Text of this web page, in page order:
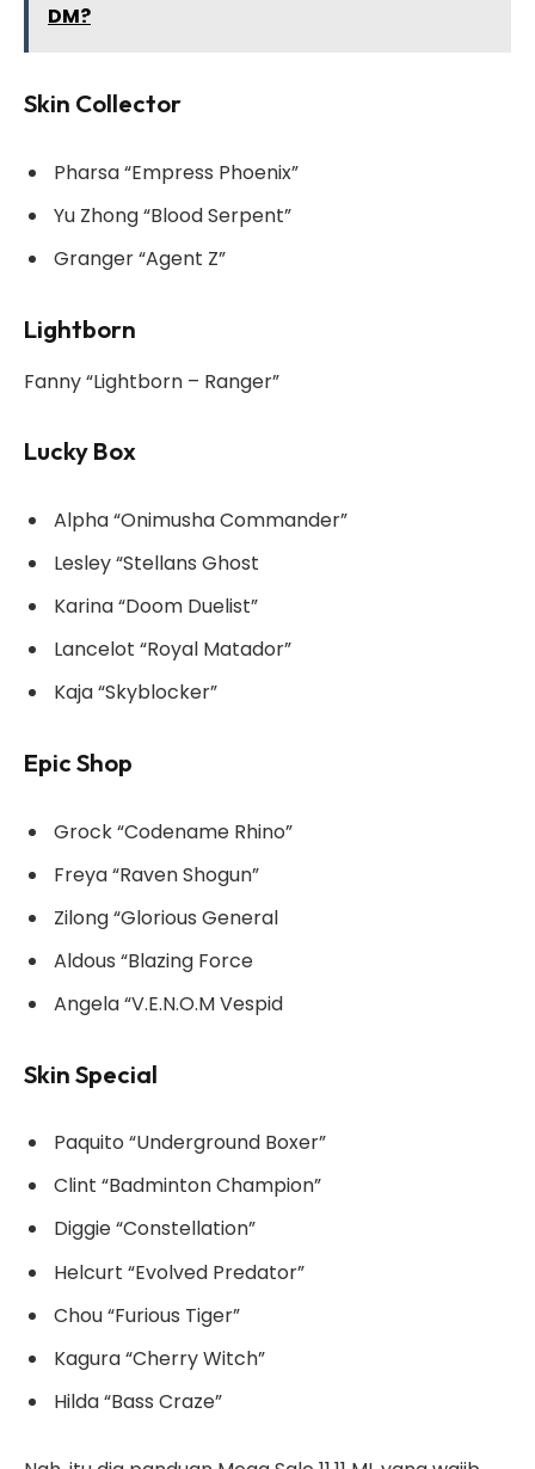
DM?
Skin Collector
Pharsa “Empress Phoenix”
Yu Zhong “Blood Serpent”
Granger “Agent Z”
Lightborn
Fanny “Lightborn – Ranger”
Lucky Box
Alpha “Onimusha Commander”
Lesley “Stellans Ghost
Karina “Doom Duelist”
Lancelot “Royal Matador”
Kaja “Skyblocker”
Epic Shop
Grock “Codename Rhino”
Freya “Raven Shogun”
Zilong “Glorious General
Aldous “Blazing Force
Angela “V.E.N.O.M Vespid
Skin Special
Paquito “Underground Boxer”
Clint “Badminton Champion”
Diggie “Constellation”
Helcurt “Evolved Predator”
Chou “Furious Tiger”
Kagura “Cherry Witch”
Hilda “Bass Craze”